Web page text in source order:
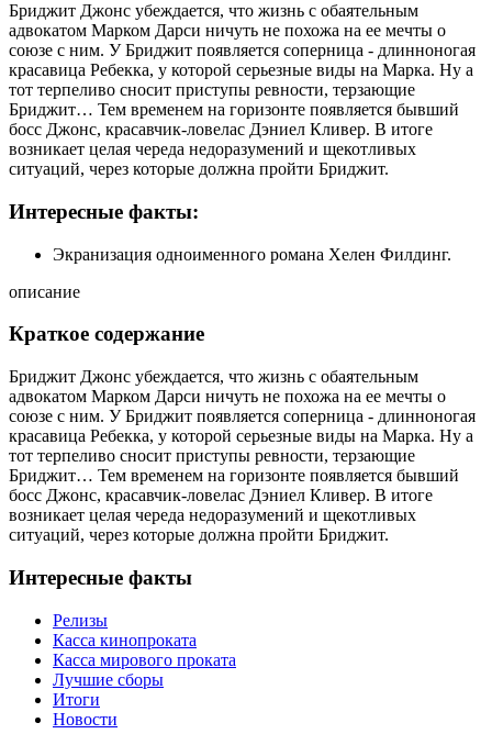
Бриджит Джонс убеждается, что жизнь с обаятельным
адвокатом Марком Дарси ничуть не похожа на ее мечты о
союзе с ним. У Бриджит появляется соперница - длинноногая
красавица Ребекка, у которой серьезные виды на Марка. Ну а
тот терпеливо сносит приступы ревности, терзающие
Бриджит… Тем временем на горизонте появляется бывший
босс Джонс, красавчик-ловелас Дэниел Кливер. В итоге
возникает целая череда недоразумений и щекотливых
ситуаций, через которые должна пройти Бриджит.
Интересные факты:
Экранизация одноименного романа Хелен Филдинг.
описание
Краткое содержание
Бриджит Джонс убеждается, что жизнь с обаятельным
адвокатом Марком Дарси ничуть не похожа на ее мечты о
союзе с ним. У Бриджит появляется соперница - длинноногая
красавица Ребекка, у которой серьезные виды на Марка. Ну а
тот терпеливо сносит приступы ревности, терзающие
Бриджит… Тем временем на горизонте появляется бывший
босс Джонс, красавчик-ловелас Дэниел Кливер. В итоге
возникает целая череда недоразумений и щекотливых
ситуаций, через которые должна пройти Бриджит.
Интересные факты
Релизы
Касса кинопроката
Касса мирового проката
Лучшие сборы
Итоги
Новости